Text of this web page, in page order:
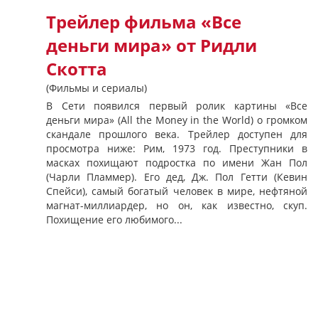
Трейлер фильма «Все
деньги мира» от Ридли
Скотта
(Фильмы и сериалы)
В Сети появился первый ролик картины «Все
деньги мира» (All the Money in the World) о громком
скандале прошлого века. Трейлер доступен для
просмотра ниже: Рим, 1973 год. Преступники в
масках похищают подростка по имени Жан Пол
(Чарли Пламмер). Его дед, Дж. Пол Гетти (Кевин
Спейси), самый богатый человек в мире, нефтяной
магнат-миллиардер, но он, как известно, скуп.
Похищение его любимого...